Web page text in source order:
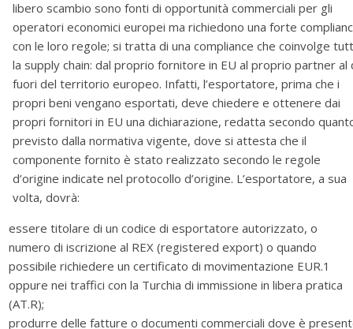
libero scambio sono fonti di opportunità commerciali per gli
operatori economici europei ma richiedono una forte
con le loro regole; si tratta di una compliance che coinvolge
la supply chain: dal proprio fornitore in EU al proprio partner al
fuori del territorio europeo. Infatti, l’esportatore, prima che i
propri beni vengano esportati, deve chiedere e ottenere dai
propri fornitori in EU una dichiarazione, redatta secondo
previsto dalla normativa vigente, dove si attesta che il
componente fornito è stato realizzato secondo le regole
d’origine indicate nel protocollo d’origine. L’esportatore, a sua
volta, dovrà:
essere titolare di un codice di esportatore autorizzato, o
numero di iscrizione al REX (registered export) o quando
possibile richiedere un certificato di movimentazione EUR.1
oppure nei traffici con la Turchia di immissione in libera pratica
(AT.R);
produrre delle fatture o documenti commerciali dove è